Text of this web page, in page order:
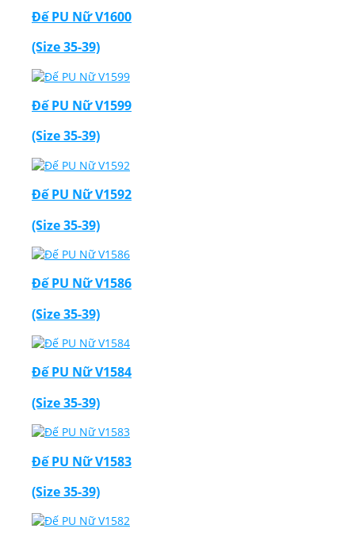
Đế PU Nữ V1600
(Size 35-39)
Đế PU Nữ V1599
(Size 35-39)
Đế PU Nữ V1592
(Size 35-39)
Đế PU Nữ V1586
(Size 35-39)
Đế PU Nữ V1584
(Size 35-39)
Đế PU Nữ V1583
(Size 35-39)
Thiết Kế Website